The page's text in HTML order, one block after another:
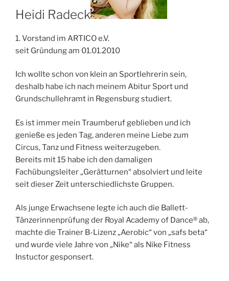
Heidi Radeck
1. Vorstand im ARTICO e.V.
seit Gründung am 01.01.2010
Ich wollte schon von klein an Sportlehrerin sein,
deshalb habe ich nach meinem Abitur Sport und
Grundschullehramt in Regensburg studiert.
Es ist immer mein Traumberuf geblieben und ich
genieße es jeden Tag, anderen meine Liebe zum
Circus, Tanz und Fitness weiterzugeben.
Bereits mit 15 habe ich den damaligen
Fachübungsleiter „Gerätturnen“ absolviert und leite
seit dieser Zeit unterschiedlichste Gruppen.
Als junge Erwachsene legte ich auch die Ballett-
Tänzerinnenprüfung der Royal Academy of Dance® ab,
machte die Trainer B-Lizenz „Aerobic“ von „safs beta“
und wurde viele Jahre von „Nike“ als Nike Fitness
Instuctor gesponsert.